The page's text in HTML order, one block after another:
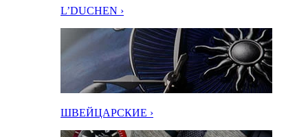
L’DUCHEN ›
ШВЕЙЦАРСКИЕ ›